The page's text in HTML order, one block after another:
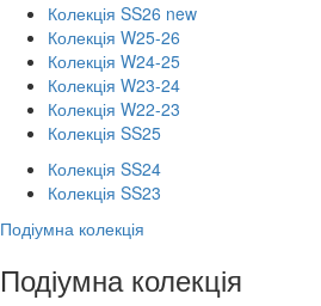
Колекція SS26 new
Колекція W25-26
Колекція W24-25
Колекція W23-24
Колекція W22-23
Колекція SS25
Колекція SS24
Колекція SS23
Подіумна колекція
Подіумна колекція